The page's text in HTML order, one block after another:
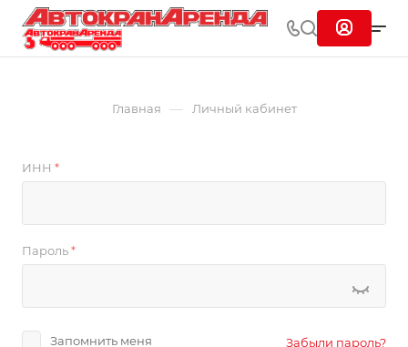
Главная — Личный кабинет
ИНН *
Пароль*
Запомнить меня Забыли пароль?